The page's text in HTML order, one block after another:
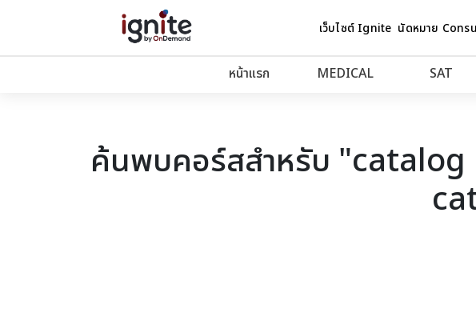
เว็บไซต์ Ignite นัดหมาย
หน้าแรก MEDICAL SAT
ค้นพบคอร์สสำหรับ